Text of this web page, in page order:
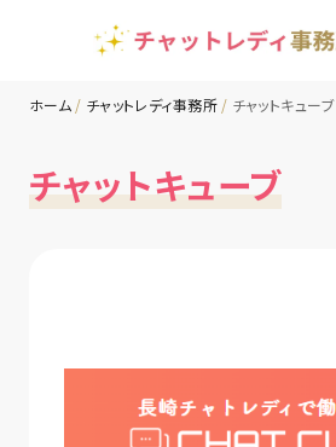
ホーム チャットレディ事務所 チャットキューブ
チャットキューブ